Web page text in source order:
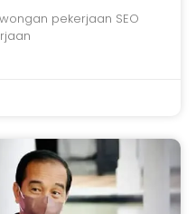
pekerjaan SEO